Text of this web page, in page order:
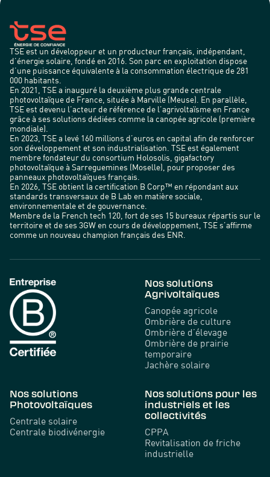
TSE est un développeur et un producteur français, indépendant,
d’énergie solaire, fondé en 2016. Son parc en exploitation dispose
d’une puissance équivalente à la consommation électrique de 281
000 habitants.
En 2021, TSE a inauguré la deuxième plus grande centrale
photovoltaïque de France, située à Marville (Meuse). En parallèle,
TSE est devenu l’acteur de référence de l’agrivoltaïsme en France
grâce à ses solutions dédiées comme la canopée agricole (première
mondiale).
En 2023, TSE a levé 160 millions d’euros en capital afin de renforcer
son développement et son industrialisation. TSE est également
membre fondateur du consortium Holosolis, gigafactory
photovoltaïque à Sarreguemines (Moselle), pour proposer des
panneaux photovoltaïques français.
En 2026, TSE obtient la certification B Corp™ en répondant aux
standards transversaux de B Lab en matière sociale,
environnementale et de gouvernance.
Membre de la French tech 120, fort de ses 15 bureaux répartis sur le
territoire et de ses 3GW en cours de développement, TSE s’affirme
comme un nouveau champion français des ENR.
Nos solutions
Agrivoltaïques
Canopée agricole
Ombrière de culture
Ombrière d’élevage
Ombrière de prairie
temporaire
Jachère solaire
Nos solutions
Photovoltaïques
Centrale solaire
Centrale biodivénergie
Nos solutions pour les
industriels et les
collectivités
CPPA
Revitalisation de friche
industrielle